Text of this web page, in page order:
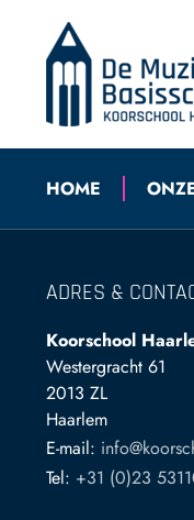
HOME
ADRES &
Koorschool
Westergracht 61
2013 ZL
Haarlem
E-mail:
Tel: +31 (0)23